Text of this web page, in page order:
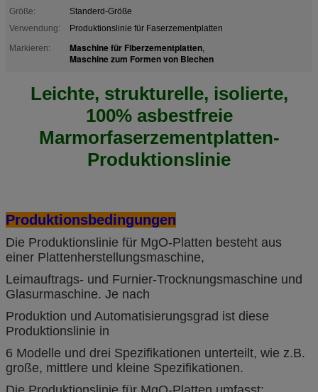
Größe:
Standerd-Größe
Verwendung:
Produktionslinie für Faserzementplatten
Markieren:
Maschine für Fiberzementplatten,
Maschine zum Formen von Blechen
Leichte, strukturelle, isolierte,
100% asbestfreie
Marmorfaserzementplatten-
Produktionslinie
Produktionsbedingungen
Die Produktionslinie für MgO-Platten besteht aus
einer Plattenherstellungsmaschine,
Leimauftrags- und Furnier-Trocknungsmaschine und
Glasurmaschine. Je nach
Produktion und Automatisierungsgrad ist diese
Produktionslinie in
6 Modelle und drei Spezifikationen unterteilt, wie z.B.
große, mittlere und kleine Spezifikationen.